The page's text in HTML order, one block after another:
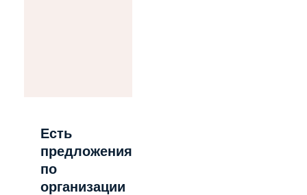
Есть
предложения
по
организации